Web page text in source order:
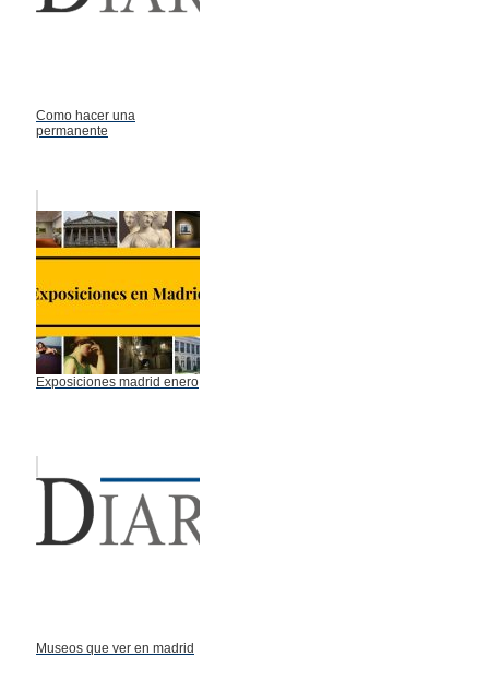
Como hacer una
permanente
Exposiciones madrid enero
Museos que ver en madrid